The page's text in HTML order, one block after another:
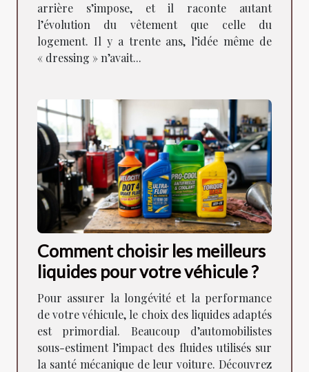
arrière s’impose, et il raconte autant
l’évolution du vêtement que celle du
logement. Il y a trente ans, l’idée même de
« dressing » n’avait...
Comment choisir les meilleurs
liquides pour votre véhicule ?
Pour assurer la longévité et la performance
de votre véhicule, le choix des liquides adaptés
est primordial. Beaucoup d’automobilistes
sous-estiment l’impact des fluides utilisés sur
la santé mécanique de leur voiture. Découvrez